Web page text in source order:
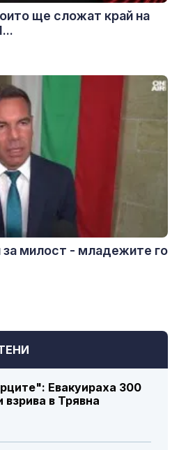
Евакуираха 300
в Трявна
ще сложат край на
за милост - младежите го